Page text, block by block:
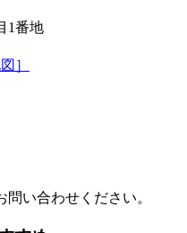
1番地
］
い合わせください。